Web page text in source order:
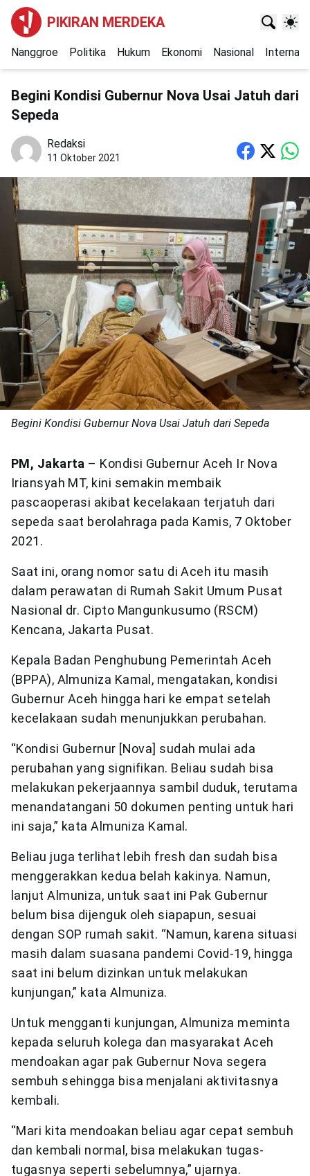
PIKIRAN MERDEKA
Nanggroe Politika Hukum Ekonomi Nasional
Begini Kondisi Gubernur Nova Usai Jatuh dari
Sepeda
Redaksi
11 Oktober 2021
Begini Kondisi Gubernur Nova Usai Jatuh dari Sepeda
PM, Jakarta – Kondisi Gubernur Aceh Ir Nova
Iriansyah MT, kini semakin membaik
pascaoperasi akibat kecelakaan terjatuh dari
sepeda saat berolahraga pada Kamis, 7 Oktober
2021.
Saat ini, orang nomor satu di Aceh itu masih
dalam perawatan di Rumah Sakit Umum Pusat
Nasional dr. Cipto Mangunkusumo (RSCM)
Kencana, Jakarta Pusat.
Kepala Badan Penghubung Pemerintah Aceh
(BPPA), Almuniza Kamal, mengatakan, kondisi
Gubernur Aceh hingga hari ke empat setelah
kecelakaan sudah menunjukkan perubahan.
“Kondisi Gubernur [Nova] sudah mulai ada
perubahan yang signifikan. Beliau sudah bisa
melakukan pekerjaannya sambil duduk, terutama
menandatangani 50 dokumen penting untuk hari
ini saja,” kata Almuniza Kamal.
Beliau juga terlihat lebih fresh dan sudah bisa
menggerakkan kedua belah kakinya. Namun,
lanjut Almuniza, untuk saat ini Pak Gubernur
belum bisa dijenguk oleh siapapun, sesuai
dengan SOP rumah sakit. “Namun, karena situasi
masih dalam suasana pandemi Covid-19, hingga
saat ini belum dizinkan untuk melakukan
kunjungan,” kata Almuniza.
Untuk mengganti kunjungan, Almuniza meminta
kepada seluruh kolega dan masyarakat Aceh
mendoakan agar pak Gubernur Nova segera
sembuh sehingga bisa menjalani aktivitasnya
kembali.
“Mari kita mendoakan beliau agar cepat sembuh
dan kembali normal, bisa melakukan tugas-
tugasnya seperti sebelumnya,” ujarnya.